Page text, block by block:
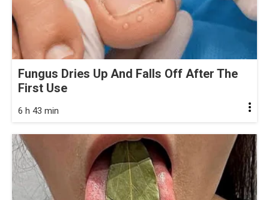
Fungus Dries Up And Falls Off After The
First Use
6 h 43 min